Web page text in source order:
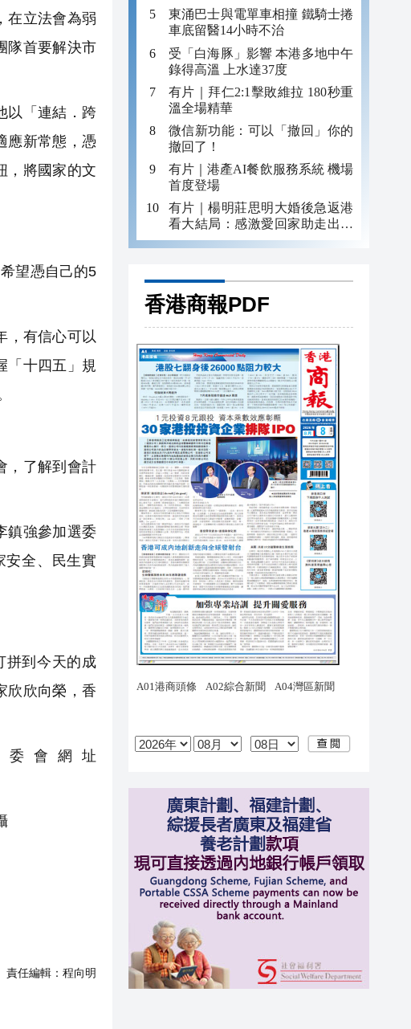
在立法會為弱
隊首要解決市
以「連結．跨
應新常態，憑
，將國家的文
望憑自己的5
，有信心可以
「十四五」規
，了解到會計
鎮強參加選委
安全、民生實
拼到今天的成
欣欣向榮，香
會網址
責任編輯： 程向明
東涌巴士與電單車相撞 鐵騎士捲
車底留醫14小時不治
受「白海豚」影響 本港多地中午
錄得高溫 上水達37度
有片｜拜仁2:1擊敗維拉 180秒重
溫全場精華
微信新功能：可以「撤回」你的
撤回了！
有片｜港產AI餐飲服務系統 機場
首度登場
有片｜楊明莊思明大婚後急返港
看大結局：感激愛回家助走出低
谷 不捨大家庭
香港商報PDF